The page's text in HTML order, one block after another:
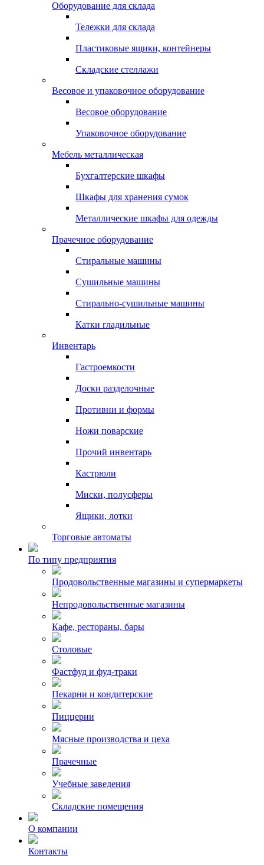
Оборудование для склада
Тележки для склада
Пластиковые ящики, контейнеры
Складские стеллажи
Весовое и упаковочное оборудование
Весовое оборудование
Упаковочное оборудование
Мебель металлическая
Бухгалтерские шкафы
Шкафы для хранения сумок
Металлические шкафы для одежды
Прачечное оборудование
Стиральные машины
Сушильные машины
Стирально-сушильные машины
Катки гладильные
Инвентарь
Гастроемкости
Доски разделочные
Противни и формы
Ножи поварские
Прочий инвентарь
Кастрюли
Миски, полусферы
Ящики, лотки
Торговые автоматы
По типу предприятия
Продовольственные магазины и супермаркеты
Непродовольственные магазины
Кафе, рестораны, бары
Столовые
Фастфуд и фуд-траки
Пекарни и кондитерские
Пиццерии
Мясные производства и цеха
Прачечные
Учебные заведения
Складские помещения
О компании
Контакты